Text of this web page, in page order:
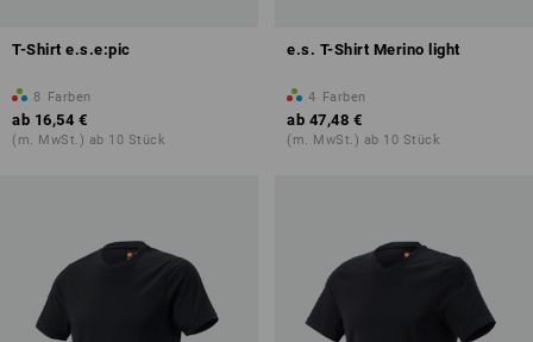
T-Shirt e.s.e:pic
8 Farben
ab 16,54 €
(m. MwSt.) ab 10 Stück
e.s. T-Shirt Merino light
4 Farben
ab 47,48 €
(m. MwSt.) ab 10 Stück